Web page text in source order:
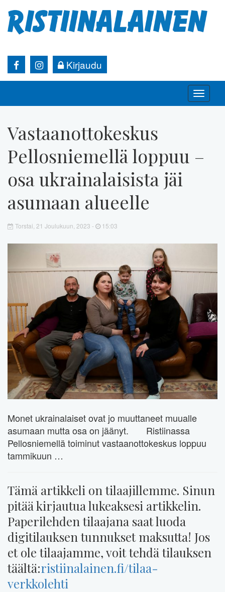
Kirjaudu
Toggle
Vastaanottokeskus
Pellosniemellä loppuu –
osa ukrainalaisista jäi
asumaan alueelle
Torstai, 21 Joulukuun, 2023 - 15:03
Monet ukrainalaiset ovat jo muuttaneet muualle
asumaan mutta osa on jäänyt. Ristiinassa
Pellosniemellä toiminut vastaanottokeskus loppuu
tammikuun …
Tämä artikkeli on tilaajillemme. Sinun
pitää kirjautua lukeaksesi artikkelin.
Paperilehden tilaajana saat luoda
digitilauksen tunnukset maksutta! Jos
et ole tilaajamme, voit tehdä tilauksen
täältä:ristiinalainen.fi/tilaa-
verkkolehti